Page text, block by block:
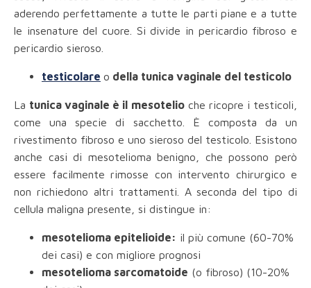
aderendo perfettamente a tutte le parti piane e a tutte
le insenature del cuore. Si divide in pericardio fibroso e
pericardio sieroso.
testicolare o della tunica vaginale del testicolo
La tunica vaginale è il mesotelioche ricopre i testicoli,
come una specie di sacchetto. È composta da un
rivestimento fibroso e uno sieroso del testicolo. Esistono
anche casi di mesotelioma benigno, che possono però
essere facilmente rimosse con intervento chirurgico e
non richiedono altri trattamenti. A seconda del tipo di
cellula maligna presente, si distingue in:
mesotelioma epitelioide: il più comune (60-70%
dei casi) e con migliore prognosi
mesotelioma sarcomatoide (o fibroso) (10-20%